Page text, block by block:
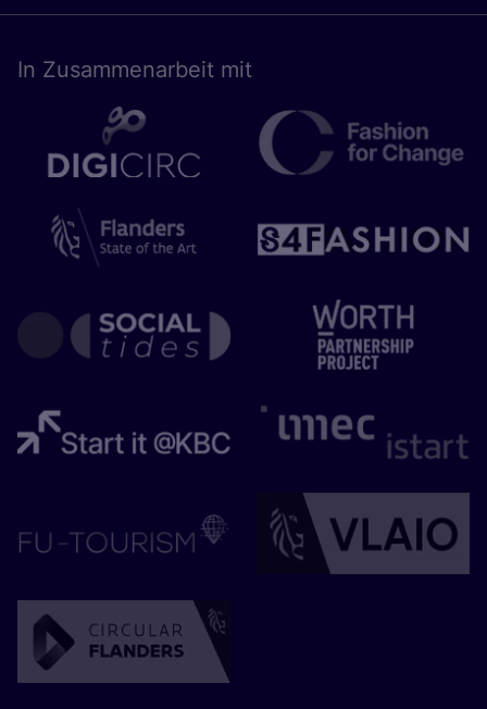
In Zusam­men­ar­beit mit